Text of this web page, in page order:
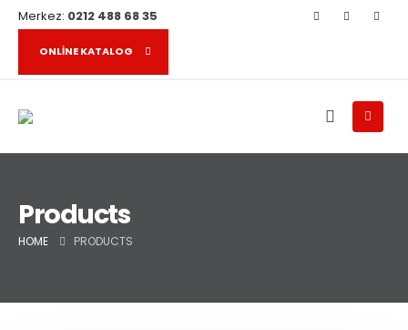
Merkez: 0212 488 68 35
ONLINE KATALOG
Products
HOME PRODUCTS